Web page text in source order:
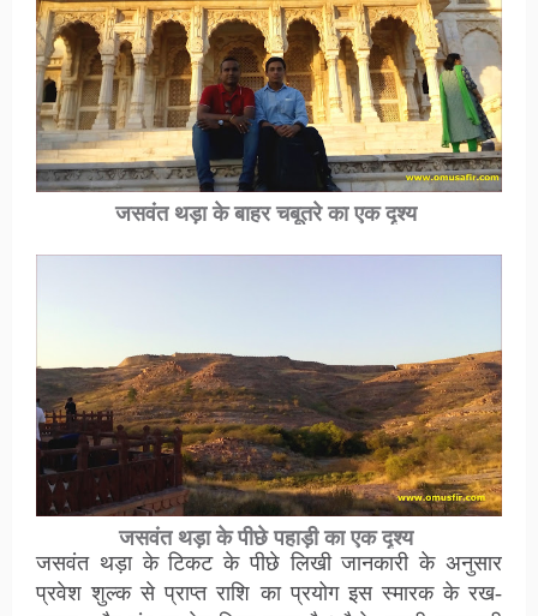
जसवंत थड़ा के बाहर चबूतरे का एक दृश्य
जसवंत थड़ा के पीछे पहाड़ी का एक दृश्य
जसवंत थड़ा के टिकट के पीछे लिखी जानकारी के अनुसार
प्रवेश शुल्क से प्राप्त राशि का प्रयोग इस स्मारक के रख-